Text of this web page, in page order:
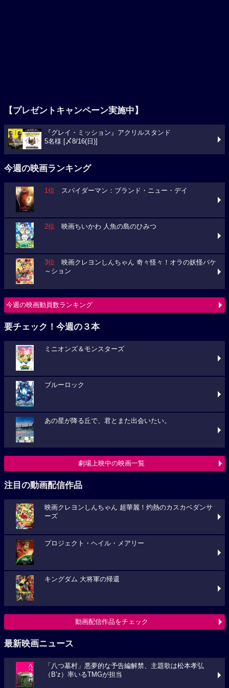
【プレゼントキャンペーン実施中】
『グレイ・ミッション』アクリルスタンド
5名様 [〆8/16(日)]
今週の映画ランキング
1位 スパイダーマン：ブランド・ニュー・デイ
2位 映画ちいかわ 人魚の島のひみつ
3位 映画クレヨンしんちゃん 奇々怪々！オラの妖怪バケ
～ション
今週の映画動員数ランキング
要チェック！今週の３本
ミニオンズ＆モンスターズ
ブルーロック
あの星が降る丘で、君とまた出会いたい。
劇場上映中の映画一覧
注目の動画配信作品
映画クレヨンしんちゃん 超華麗！灼熱のカスカベダンサ
ーズ
プロジェクト・ヘイル・メアリー
キングダム 大将軍の帰還
動画配信作品をチェック
最新映画ニュース
「八つ墓村」悪夢的な予告編解禁、主題歌は松本孝弘
（B’z）率いるTMGが担当